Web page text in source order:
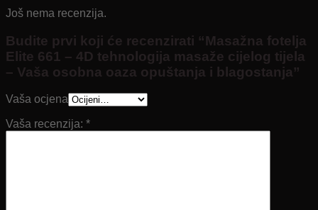
Još nema recenzija.
Budite prvi koji će recenzirati “Masažna fotelja
Elite 661 – 4D tehnologija masaže cijelog tijela
– Vaša osobna oaza opuštanja i blagostanja”
Vaša ocjena
Vaša recenzija: *